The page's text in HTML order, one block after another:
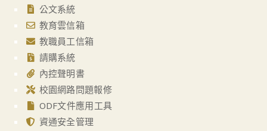
公文系統
教育雲信箱
教職員工信箱
請購系統
內控聲明書
校園網路問題報修
ODF文件應用工具
資通安全管理